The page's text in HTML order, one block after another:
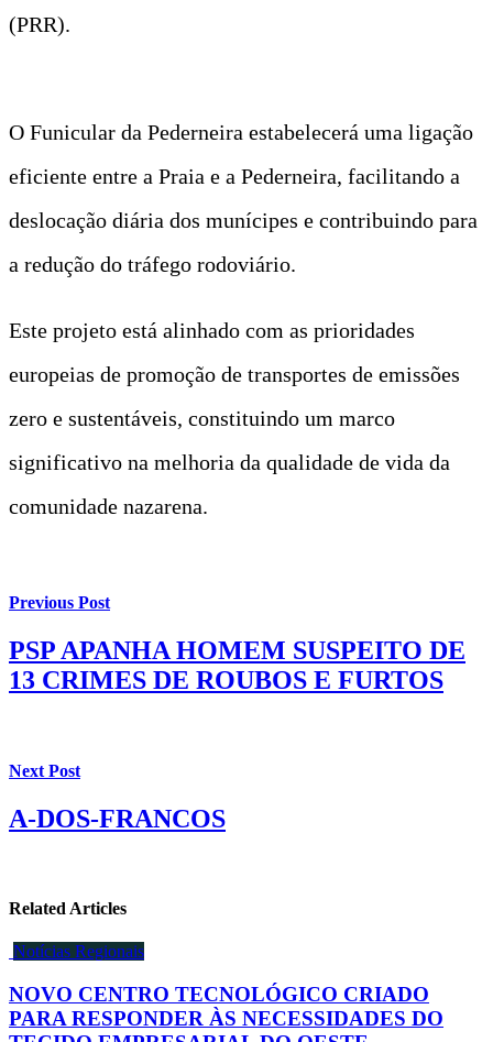
(PRR).
O Funicular da Pederneira estabelecerá uma ligação
eficiente entre a Praia e a Pederneira, facilitando a
deslocação diária dos munícipes e contribuindo para
a redução do tráfego rodoviário.
Este projeto está alinhado com as prioridades
europeias de promoção de transportes de emissões
zero e sustentáveis, constituindo um marco
significativo na melhoria da qualidade de vida da
comunidade nazarena.
Previous Post
PSP APANHA HOMEM SUSPEITO DE
13 CRIMES DE ROUBOS E FURTOS
Next Post
A-DOS-FRANCOS
Related Articles
Notícias Regionais
NOVO CENTRO TECNOLÓGICO CRIADO
PARA RESPONDER ÀS NECESSIDADES DO